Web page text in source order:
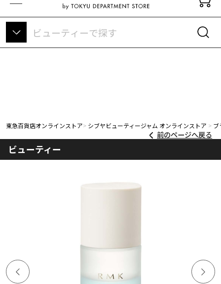
東急百貨店オンラインストアについて
東急百貨店オンラインストア シブヤビューティージャム オンラインストア ブ
前のページへ戻る
ビューティー